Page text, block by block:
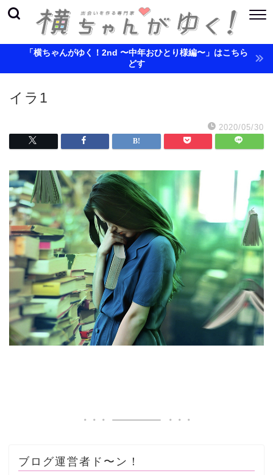
「横ちゃんがゆく！2nd 〜中年おひとり様編〜」はこちら
どす
イラ1
2020/05/30
ブログ運営者ド〜ン！